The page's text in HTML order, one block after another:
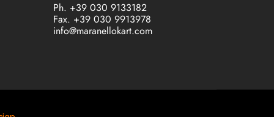
Ph. +39 030 9133182
Fax. +39 030 9913978
info@maranellokart.com